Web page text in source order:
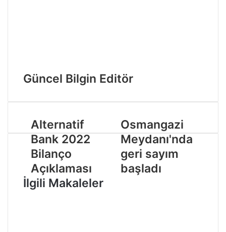
Güncel Bilgin Editör
Alternatif
Bank 2022
Bilanço
Açıklaması
Osmangazi
Meydanı'nda
geri sayım
başladı
İlgili Makaleler